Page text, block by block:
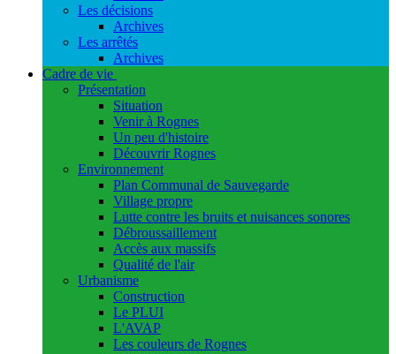
Les décisions
Archives
Les arrêtés
Archives
Cadre de vie
Présentation
Situation
Venir à Rognes
Un peu d'histoire
Découvrir Rognes
Environnement
Plan Communal de Sauvegarde
Village propre
Lutte contre les bruits et nuisances sonores
Débroussaillement
Accès aux massifs
Qualité de l'air
Urbanisme
Construction
Le PLUI
L'AVAP
Les couleurs de Rognes